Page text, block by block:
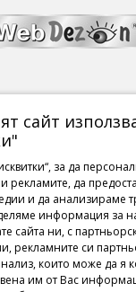
сайт
за да
рекламите, да
и да анализираме
информация за
сайта ни, с
рекламните си
които може да я
им от Вас